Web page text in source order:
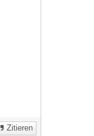
Zitieren